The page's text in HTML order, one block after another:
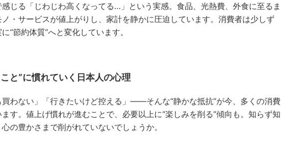
じる「じわじわ高くなってる…」という実感。食品、光熱費、外食に至るま
・サービスが値上がりし、家計を静かに圧迫しています。消費者は少しず
“節約体質”へと変化しています。
と”に慣れていく日本人の心理
買わない」「行きたいけど控える」——そんな“静かな抵抗”が今、多くの消費
す。値上げ慣れが進むことで、必要以上に“楽しみを削る”傾向も。知らず知
の豊かさまで削がれていないでしょうか。